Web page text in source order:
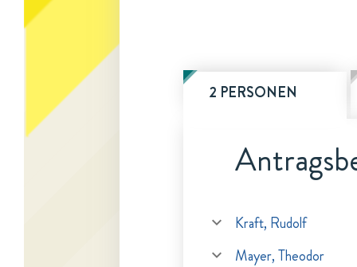
2 PERSONEN
Kraft, Rudolf
Mayer, Theodor